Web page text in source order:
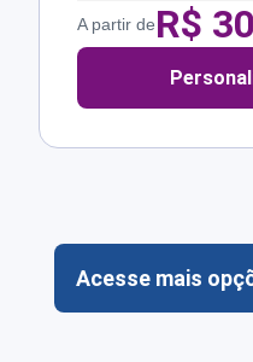
A partir deR$
Acesse mais